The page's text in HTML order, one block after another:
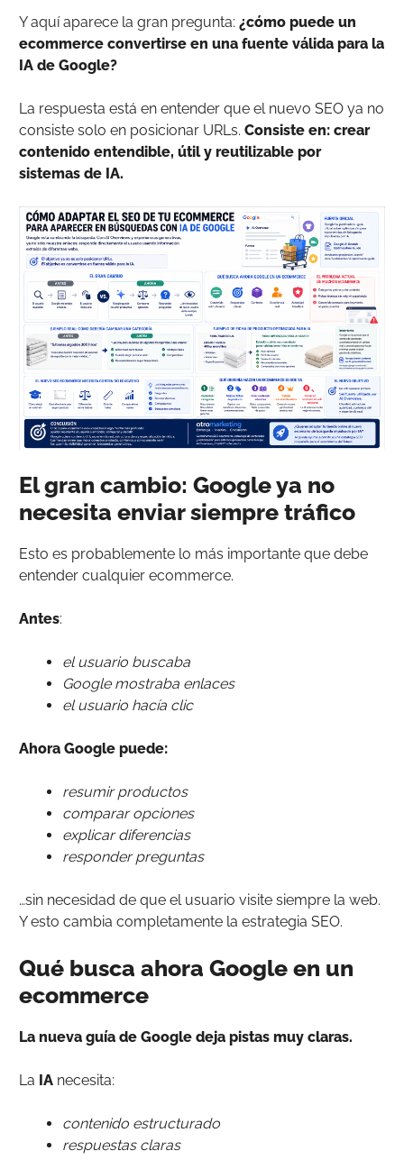
Y aquí aparece la gran pregunta: ¿cómo puede un
ecommerce convertirse en una fuente válida para la
IA de Google?
La respuesta está en entender que el nuevo SEO ya no
consiste solo en posicionar URLs. Consiste en: crear
contenido entendible, útil y reutilizable por
sistemas de IA.
El gran cambio: Google ya no
necesita enviar siempre tráfico
Esto es probablemente lo más importante que debe
entender cualquier ecommerce.
Antes:
el usuario buscaba
Google mostraba enlaces
el usuario hacía clic
Ahora Google puede:
resumir productos
comparar opciones
explicar diferencias
responder preguntas
…sin necesidad de que el usuario visite siempre la web.
Y esto cambia completamente la estrategia SEO.
Qué busca ahora Google en un
ecommerce
La nueva guía de Google deja pistas muy claras.
La IA necesita:
contenido estructurado
respuestas claras